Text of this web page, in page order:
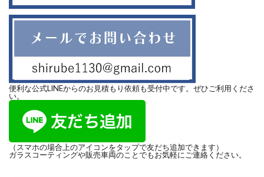
便利な公式LINEからのお見積もり依頼も受付中です。ぜひご利用くださ
い。
（スマホの場合上のアイコンをタップで友だち追加できます）
ガラスコーティングや販売車両のことでもお気軽にご連絡ください。